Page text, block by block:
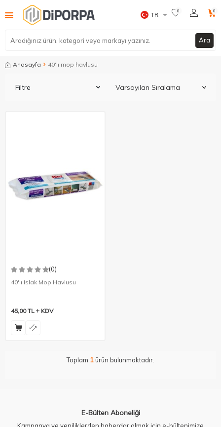
Ara
TR 0 0
Anasayfa 40'lı mop havlusu
Filtre
(0)
40'lı Islak Mop Havlusu
45,00TL KDV
Toplam 1ürün bulunmaktadır.
E-Bülten Aboneliği